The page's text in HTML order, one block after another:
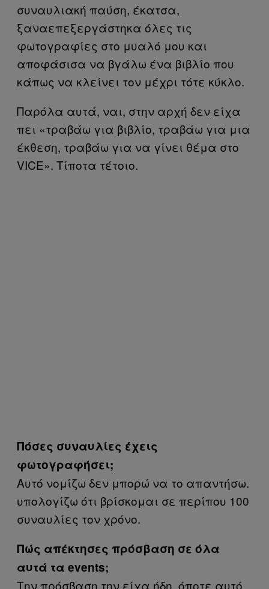
συναυλιακή παύση, έκατσα,
ξαναεπεξεργάστηκα όλες τις
φωτογραφίες στο μυαλό μου και
αποφάσισα να βγάλω ένα βιβλίο που
κάπως να κλείνει τον μέχρι τότε κύκλο.
Παρόλα αυτά, ναι, στην αρχή δεν είχα
πει «τραβάω για βιβλίο, τραβάω για μια
έκθεση, τραβάω για να γίνει θέμα στο
VICE». Τίποτα τέτοιο.
Πόσες συναυλίες έχεις
φωτογραφήσει;
Αυτό νομίζω δεν μπορώ να το απαντήσω.
υπολογίζω ότι βρίσκομαι σε περίπου 100
συναυλίες τον χρόνο.
Πώς απέκτησες πρόσβαση σε όλα
αυτά τα events;
Την πρόσβαση την είχα ήδη, όποτε αυτό